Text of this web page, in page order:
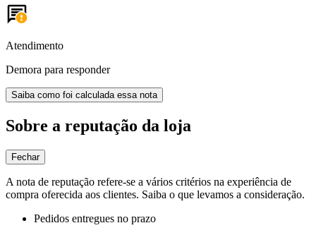
Atendimento
Demora para responder
Saiba como foi calculada essa nota
Sobre a reputação da loja
Fechar
A nota de reputação refere-se a vários critérios na experiência de
compra oferecida aos clientes. Saiba o que levamos a consideração.
Pedidos entregues no prazo